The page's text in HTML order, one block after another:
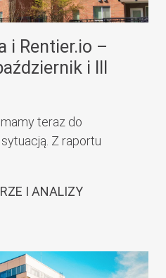
i Rentier.io –
i III
teraz do
Z raportu
I ANALIZY